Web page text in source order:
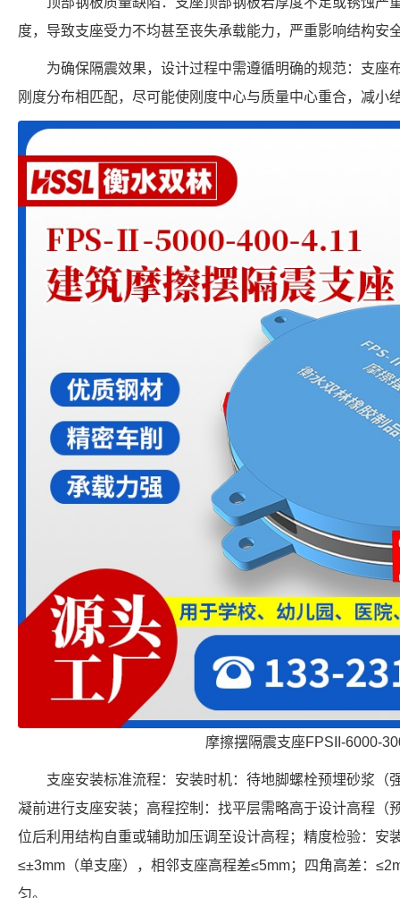
度，导致支座受力不均甚至丧失承载能力，严重影响结构安
为确保隔震效果，设计过程中需遵循明确的规范：支座
刚度分布相匹配，尽可能使刚度中心与质量中心重合，减小
摩擦摆隔震支座FPSII-6000-
支座安装标准流程：安装时机：待地脚螺栓预埋砂浆（
凝前进行支座安装；高程控制：找平层需略高于设计高程（
位后利用结构自重或辅助加压调至设计高程；精度检验：安
≤±3mm（单支座），相邻支座高程差≤5mm；四角高差：
匀。